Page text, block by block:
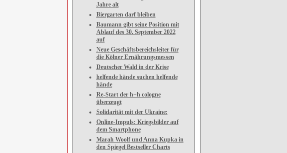
Jahre alt
Biergarten darf bleiben
Baumann gibt seine Position mit
Ablauf des 30. September 2022
auf
Neue Geschäftsbereichsleiter für
die Kölner Ernährungsmessen
Deutscher Wald in der Krise
helfende hände suchen helfende
hände
Re-Start der h+h cologne
überzeugt
Solidarität mit der Ukraine:
Online-Impuls: Kriegsbilder auf
dem Smartphone
Marah Woolf und Anna Kupka in
den Spiegel Bestseller Charts